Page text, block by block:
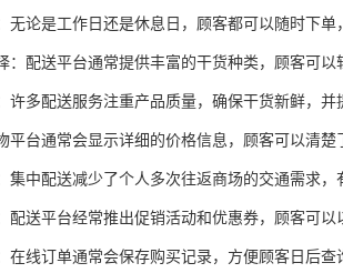
无论是工作日还是休息日，顾客都可以随时下
：配送平台通常提供丰富的干货种类，顾客可以
许多配送服务注重产品质量，确保干货新鲜，并
平台通常会显示详细的价格信息，顾客可以清楚
集中配送减少了个人多次往返商场的交通需求，
配送平台经常推出促销活动和优惠券，顾客可以
在线订单通常会保存购买记录，方便顾客日后查